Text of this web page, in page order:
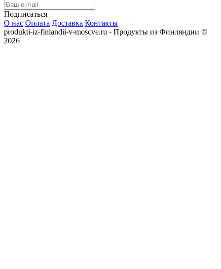
Подписаться
О нас Оплата Доставка Контакты
produkti-iz-finlandii-v-moscve.ru - Продукты из Финляндии ©
2026